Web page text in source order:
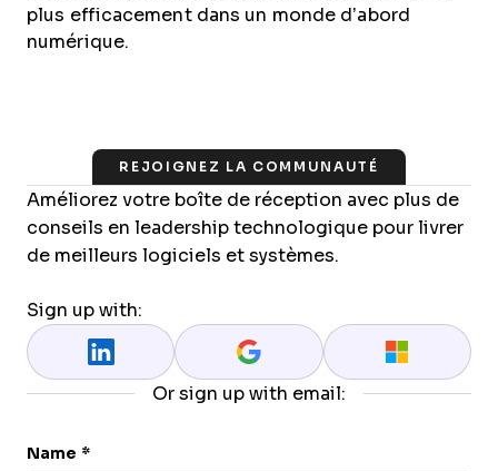
plus efficacement dans un monde d’abord
numérique.
REJOIGNEZ LA COMMUNAUTÉ
Améliorez votre boîte de réception avec plus de
conseils en leadership technologique pour livrer
de meilleurs logiciels et systèmes.
Sign up with:
Or sign up with email:
Name *